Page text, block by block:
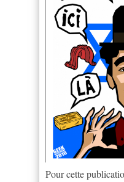
Pour cette